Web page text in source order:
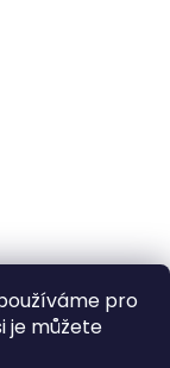
pro
je můžete